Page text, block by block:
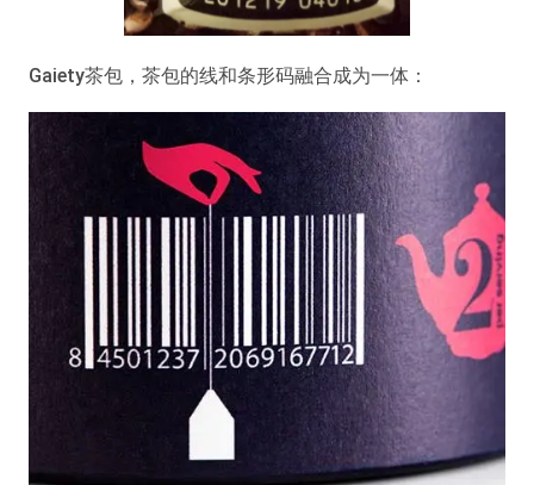
Gaiety茶包，茶包的线和条形码融合成为一体：